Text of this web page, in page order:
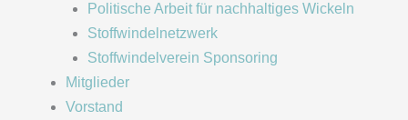
Politische Arbeit für nachhaltiges Wickeln
Stoffwindelnetzwerk
Stoffwindelverein Sponsoring
Mitglieder
Vorstand